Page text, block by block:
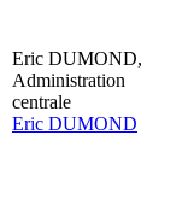
Eric DUMOND,
Administration
centrale
Eric DUMOND